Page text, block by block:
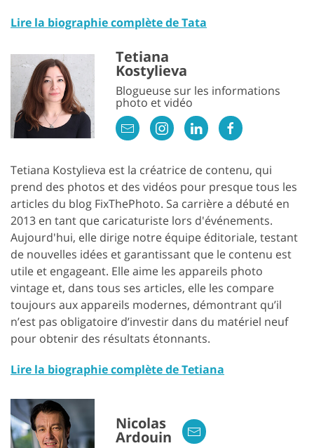
Lire la biographie complète de Tata
Tetiana
Kostylieva
Blogueuse sur les informations
photo et vidéo
Tetiana Kostylieva est la créatrice de contenu, qui
prend des photos et des vidéos pour presque tous les
articles du blog FixThePhoto. Sa carrière a débuté en
2013 en tant que caricaturiste lors d'événements.
Aujourd'hui, elle dirige notre équipe éditoriale, testant
de nouvelles idées et garantissant que le contenu est
utile et engageant. Elle aime les appareils photo
vintage et, dans tous ses articles, elle les compare
toujours aux appareils modernes, démontrant qu’il
n’est pas obligatoire d’investir dans du matériel neuf
pour obtenir des résultats étonnants.
Lire la biographie complète de Tetiana
Nicolas
Ardouin